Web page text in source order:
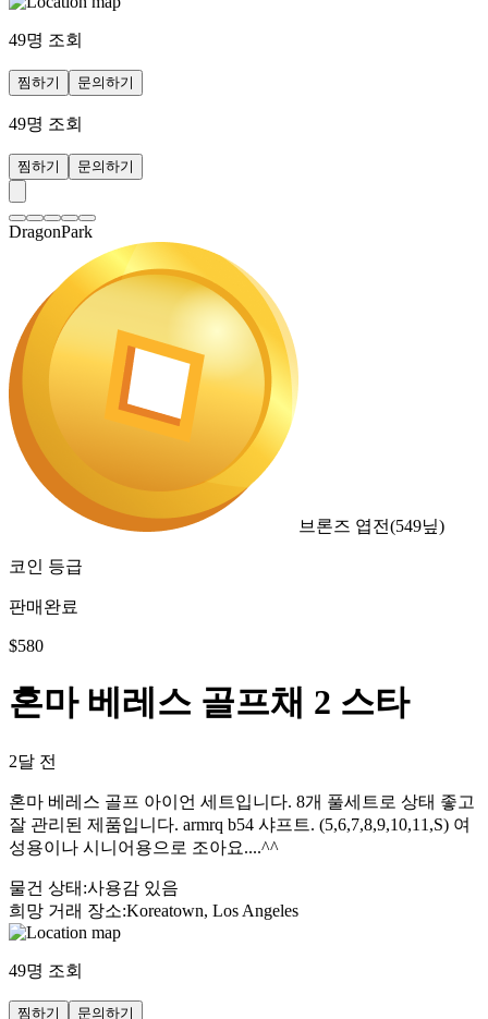
49명 조회
찜하기 문의하기
49명 조회
찜하기 문의하기
DragonPark
브론즈 엽전(549닢)
코인 등급
판매완료
$580
혼마 베레스 골프채 2 스타
2달 전
혼마 베레스 골프 아이언 세트입니다. 8개 풀세트로 상태 좋고
잘 관리된 제품입니다. armrq b54 샤프트. (5,6,7,8,9,10,11,S) 여
성용이나 시니어용으로 조아요....^^
물건 상태 :사용감 있음
희망 거래 장소:Koreatown, Los Angeles
49명 조회
찜하기 문의하기